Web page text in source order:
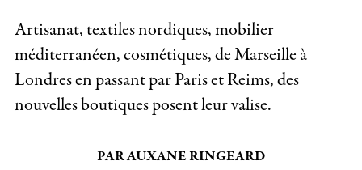
Artisanat, textiles nordiques, mobilier
méditerranéen, cosmétiques, de Marseille à
Londres en passant par Paris et Reims, des
nouvelles boutiques posent leur valise.
PAR AUXANE RINGEARD